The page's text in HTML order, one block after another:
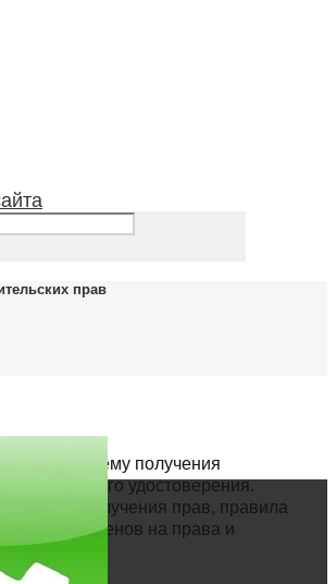
прав
Статьи на тему получения
водительского удостоверения.
Порядок получения прав, правила
сдачи экзаменов на права и
другие.